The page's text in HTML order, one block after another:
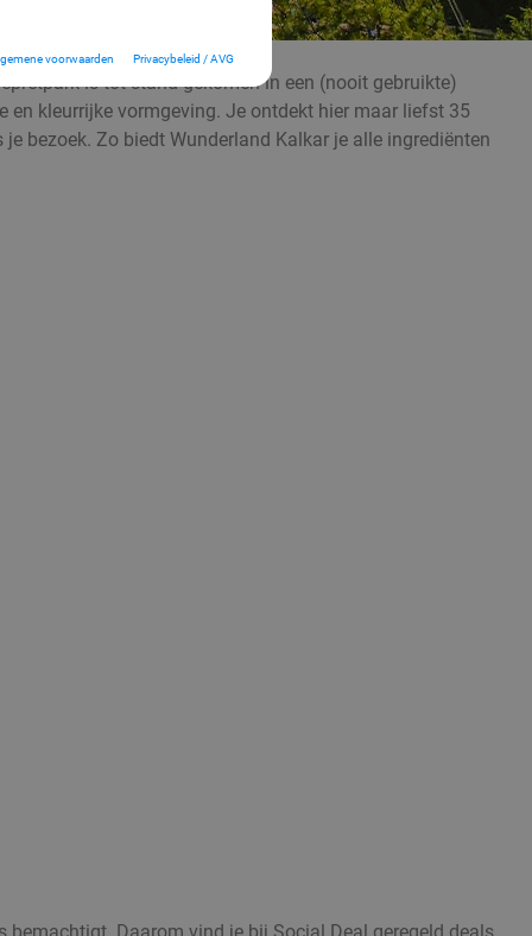
voorwaarden Privacybeleid / AVG
is tot stand gekomen in een (nooit gebruikte)
en kleurrijke vormgeving. Je ontdekt hier maar liefst 35
bezoek. Zo biedt Wunderland Kalkar je alle ingrediënten